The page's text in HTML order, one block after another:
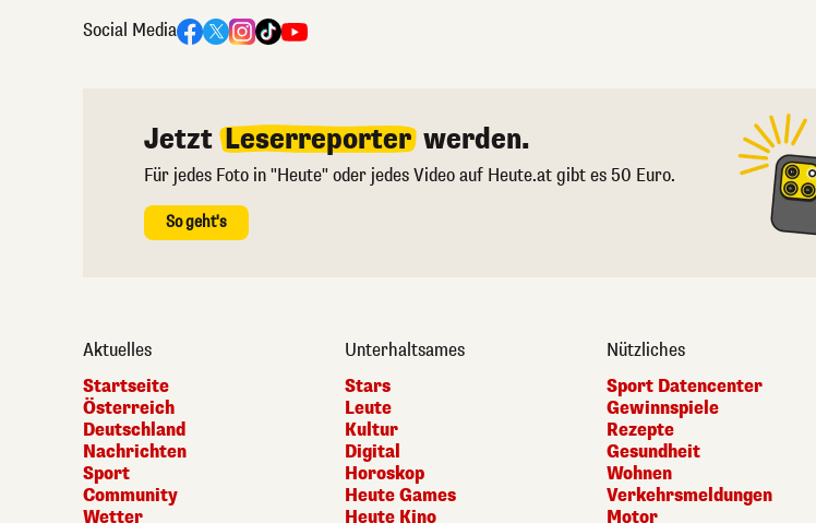
Social Media
Jetzt Leserreporter werden.
Für jedes Foto in "Heute" oder jedes Video auf Heute.at gibt es 50 Euro.
So geht's
Aktuelles
Startseite
Österreich
Deutschland
Nachrichten
Sport
Community
Wetter
Unterhaltsames
Stars
Leute
Kultur
Digital
Horoskop
Heute Games
Heute Kino
Nützliches
Sport Datencenter
Gewinnspiele
Rezepte
Gesundheit
Wohnen
Verkehrsmeldungen
Motor